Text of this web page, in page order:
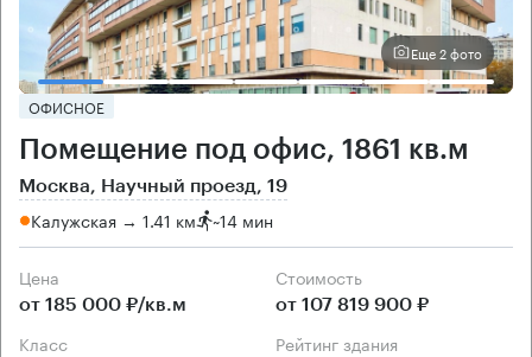
Еще 2 фото
ОФИСНОЕ
Помещение под офис, 1861 кв.м
Москва, Научный проезд, 19
Калужская → 1.41 км ~14 мин
Цена
от 185 000 ₽/кв.м
Cтоимость
от 107 819 900 ₽
класс рейтинг здания